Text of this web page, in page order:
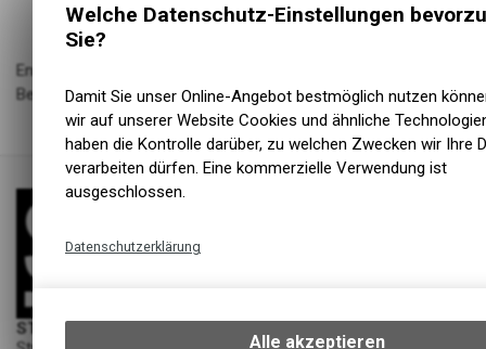
Enduro Bearings:Enduro
ST Cycling
Welche Datenschutz-Einstellungen
Sie?
Damit Sie unser Online-Angebot bestmöglich nutzen
wir auf unserer Website Cookies und ähnliche
haben die Kontrolle darüber, zu welchen Zwecken wir Ihre
verarbeiten dürfen. Eine kommerzielle Verwendung ist
ausgeschlossen.
Datenschutzerklärung
und Einstellungen auf Ihrem Gerät, um die
Alle akzeptieren